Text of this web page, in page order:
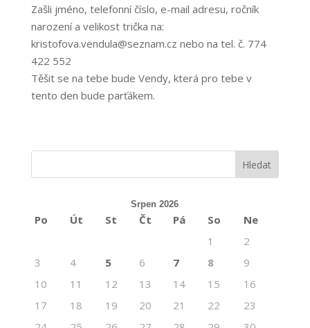
Zašli jméno, telefonní číslo, e-mail adresu, ročník
narození a velikost trička na:
kristofova.vendula@seznam.cz nebo na tel. č. 774
422 552
Těšit se na tebe bude Vendy, která pro tebe v
tento den bude parťákem.
Srpen 2026
Po Út St Čt Pá So
Ne
1
2
3
4 5 6 7 8
9
10
11 12 13 14 15
16
17
18 19 20 21 22
23